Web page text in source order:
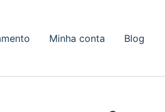
Minha conta Blog